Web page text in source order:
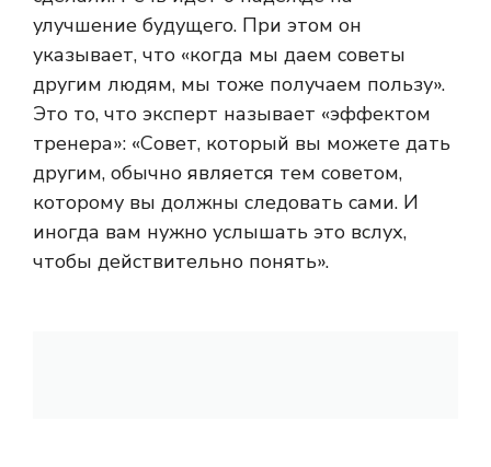
улучшение будущего. При этом он
указывает, что «когда мы даем советы
другим людям, мы тоже получаем пользу».
Это то, что эксперт называет «эффектом
тренера»: «Совет, который вы можете дать
другим, обычно является тем советом,
которому вы должны следовать сами. И
иногда вам нужно услышать это вслух,
чтобы действительно понять».